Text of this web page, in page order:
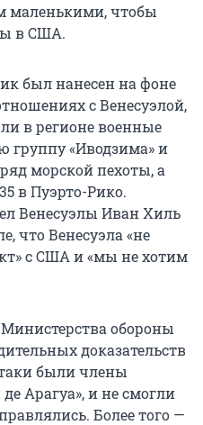
маленькими, чтобы
в США.
был нанесен на фоне
с Венесуэлой,
в регионе военные
группу «Иводзима» и
морской пехоты, а
в Пуэрто-Рико.
Венесуэлы Иван Хиль
что Венесуэла «не
с США и «мы не хотим
обороны
доказательств
были члены
Арагуа», и не смогли
Более того —